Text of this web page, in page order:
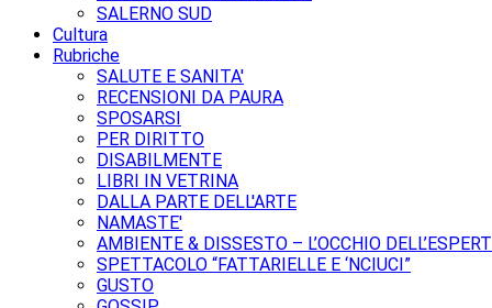
SALERNO SUD
Cultura
Rubriche
SALUTE E SANITA'
RECENSIONI DA PAURA
SPOSARSI
PER DIRITTO
DISABILMENTE
LIBRI IN VETRINA
DALLA PARTE DELL'ARTE
NAMASTE'
AMBIENTE & DISSESTO – L’OCCHIO
SPETTACOLO “FATTARIELLE E ‘NCIUCI”
GUSTO